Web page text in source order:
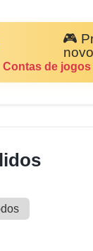
🎮
Contas de jogos